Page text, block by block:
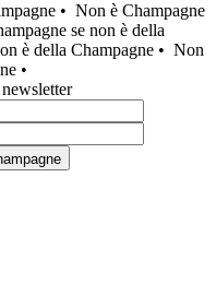
• Non è Champagne
se non è della
è della Champagne • Non
•